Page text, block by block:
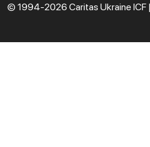
© 1994-2026 Caritas Ukraine ICF